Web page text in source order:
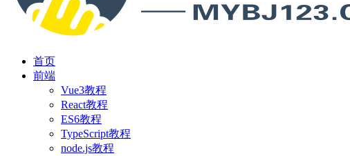
首页
前端
Vue3教程
React教程
ES6教程
TypeScript教程
node.js教程